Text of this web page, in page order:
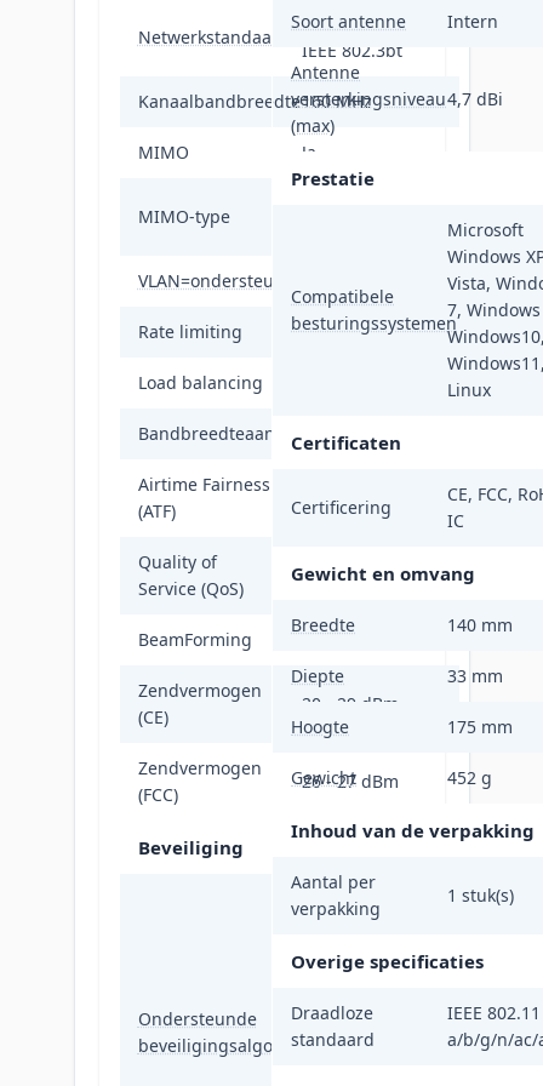
Netwerkstandaard
IEEE 802.3af,
IEEE 802.3bt
Kanaalbandbreedte160 MHz
MIMO Ja
MIMO-type
VLAN=ondersteuning
Rate limiting Ja
Load balancing
Bandbreedteaansturing
Ja
Airtime Fairness
(ATF)
Ja
Quality of
Service (QoS)
Ja
BeamForming Ja
Zendvermogen
(CE)
20 - 29 dBm
Zendvermogen
(FCC)
26 - 27 dBm
Beveiliging
Ondersteunde
beveiligingsalgoritmen
802.1x RADIUS,
SNMP, SNMPv2,
SNMPv3, SSH,
WPA-Enterprise,
WPA-Personal,
WPA2-
Soort antenne Intern
Antenne
versterkingsniveau
(max)
4,7 dBi
Prestatie
Compatibele
besturingssystemen
Microsoft
Windows
Vista,
7,
Linux
Certificaten
Certificering
CE, FCC,
IC
Gewicht en omvang
Breedte 140 mm
Diepte 33 mm
Hoogte 175 mm
Gewicht 452 g
Inhoud van de verpakking
Aantal per
verpakking
1 stuk(s)
Overige specificaties
Draadloze
standaard
IEEE 802.11
a/b/g/n/ac/